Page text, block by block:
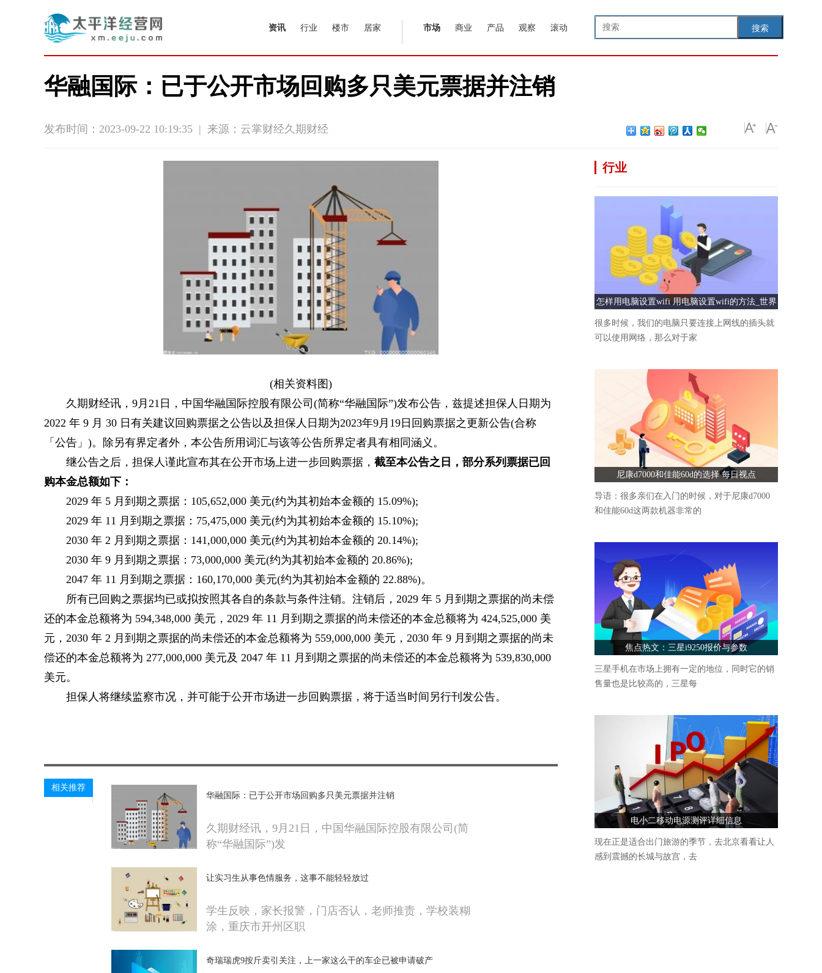
搜索
资讯 行业 楼市 居家 市场 商业 产品 观察 滚动
华融国际：已于公开市场回购多只美元票据并注销
发布时间：2023-09-22 10:19:35 | 来源：云掌财经久期财经
(相关资料图)
久期财经讯，9月21日，中国华融国际控股有限公司(简称“华融国际”)发布公告，兹提述担保人日期为
2022 年 9 月 30 日有关建议回购票据之公告以及担保人日期为2023年9月19日回购票据之更新公告(合称
「公告」)。除另有界定者外，本公告所用词汇与该等公告所界定者具有相同涵义。
继公告之后，担保人谨此宣布其在公开市场上进一步回购票据， 截至本公告之日，部分系列票据已回
购本金总额如下：
2029 年 5 月到期之票据：105,652,000 美元(约为其初始本金额的 15.09%);
2029 年 11 月到期之票据：75,475,000 美元(约为其初始本金额的 15.10%);
2030 年 2 月到期之票据：141,000,000 美元(约为其初始本金额的 20.14%);
2030 年 9 月到期之票据：73,000,000 美元(约为其初始本金额的 20.86%);
2047 年 11 月到期之票据：160,170,000 美元(约为其初始本金额的 22.88%)。
所有已回购之票据均已或拟按照其各自的条款与条件注销。注销后，2029 年 5 月到期之票据的尚未偿
还的本金总额将为 594,348,000 美元，2029 年 11 月到期之票据的尚未偿还的本金总额将为 424,525,000 美
元，2030 年 2 月到期之票据的尚未偿还的本金总额将为 559,000,000 美元，2030 年 9 月到期之票据的尚未
偿还的本金总额将为 277,000,000 美元及 2047 年 11 月到期之票据的尚未偿还的本金总额将为 539,830,000
美元。
担保人将继续监察市况，并可能于公开市场进一步回购票据，将于适当时间另行刊发公告。
相关推荐
华融国际：已于公开市场回购多只美元票据并注销
久期财经讯，9月21日，中国华融国际控股有限公司(简
称“华融国际”)发
让实习生从事色情服务，这事不能轻轻放过
学生反映，家长报警，门店否认，老师推责，学校装糊
涂，重庆市开州区职
奇瑞瑞虎9按斤卖引关注，上一家这么干的车企已被申请破产
行业
怎样用电脑设置wifi 用电脑设置wifi的方法_世界
速看
很多时候，我们的电脑只要连接上网线的插头就
可以使用网络，那么对于家
尼康d7000和佳能60d的选择 每日视点
导语：很多亲们在入门的时候，对于尼康d7000
和佳能60d这两款机器非常的
焦点热文：三星i9250报价与参数
三星手机在市场上拥有一定的地位，同时它的销
售量也是比较高的，三星每
电小二移动电源测评详细信息
现在正是适合出门旅游的季节，去北京看看让人
感到震撼的长城与故宫，去